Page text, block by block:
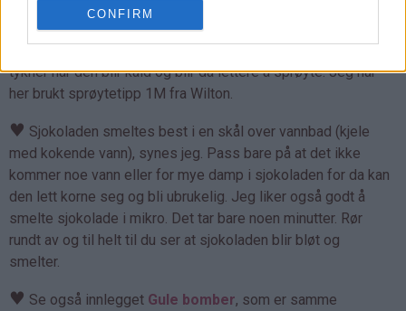
CONFIRM
Du kan gjerne lage klar den gule kremen dagen i forveien.
Dekk den til med plast og oppbevar i kjøleskapet. Kremen
tykner når den blir kald og blir da lettere å sprøyte. Jeg har
her brukt sprøytetipp 1M fra Wilton.
♥ Sjokoladen smeltes best i en skål over vannbad (kjele
med kokende vann), synes jeg. Pass bare på at det ikke
kommer noe vann eller for mye damp i sjokoladen for da kan
den lett korne seg og bli ubrukelig. Jeg liker også godt å
smelte sjokolade i mikro. Det tar bare noen minutter. Rør
rundt av og til helt til du ser at sjokoladen blir bløt og
smelter.
♥ Se også innlegget Gule bomber, som er samme